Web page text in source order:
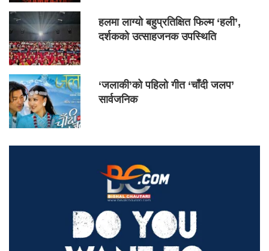
हलमा लाग्यो बहुप्रतिक्षित फिल्म ‘हली’,
दर्शकको उत्साहजनक उपस्थिति
‘जलाकी’को पहिलो गीत ‘चाँदी जलप’
सार्वजनिक